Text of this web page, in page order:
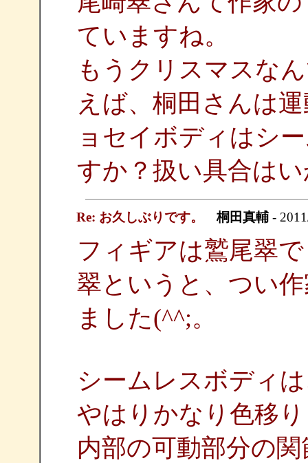
ていますね。
もうクリスマスな
えば、桐田さんは
ョセイボディはシ
すか？扱い具合は
Re: お久しぶりです。 桐田真輔-
フィギアは鷲尾翠
翠というと、つい
ました(^^;。
シームレスボディ
やはりかなり色移
内部の可動部分の